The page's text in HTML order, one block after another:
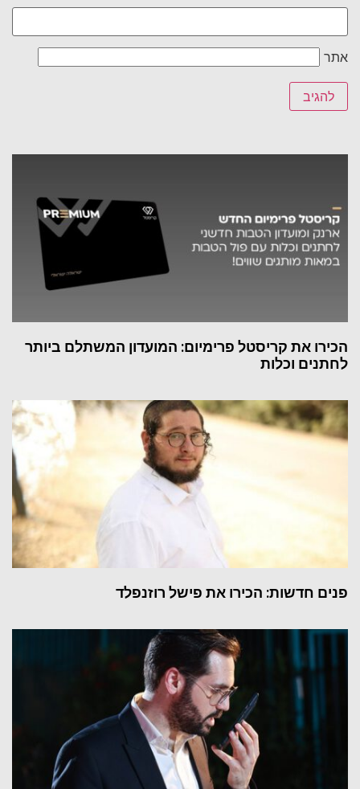
אתר
הכירו את קריסטל פרימיום: המועדון המשתלם ביותר
לחתנים וכלות
פנים חדשות: הכירו את פישל רוזנפלד